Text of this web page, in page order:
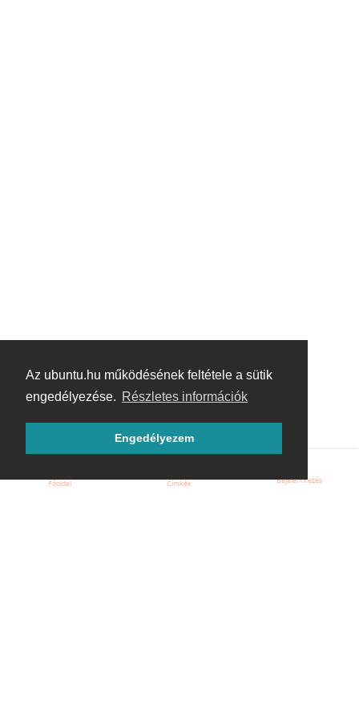
Az ubuntu.hu működésének feltétele a sütik
engedélyezése. Részletes információk
Engedélyezem
Főoldal Címkék Bejelentkezés